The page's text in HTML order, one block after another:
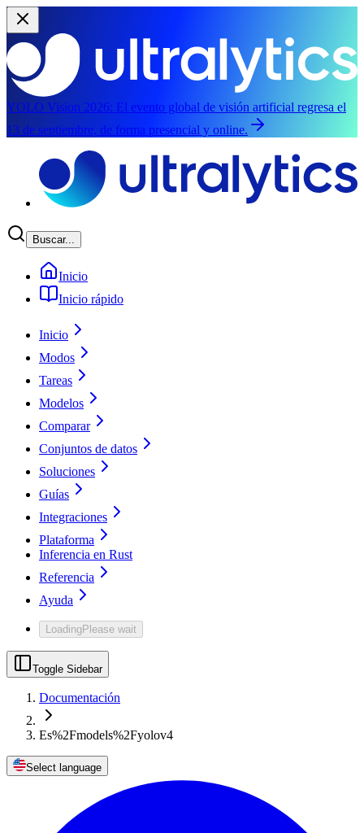
YOLO Vision 2026: El evento global de visión artificial regresa el
13 de septiembre, de forma presencial y online.
Buscar...
Inicio
Inicio rápido
Inicio
Modos
Tareas
Modelos
Comparar
Conjuntos de datos
Soluciones
Guías
Integraciones
Plataforma
Inferencia en Rust
Referencia
Ayuda
LoadingPlease wait
Toggle Sidebar
Documentación
Es%2Fmodels%2Fyolov4
Select language